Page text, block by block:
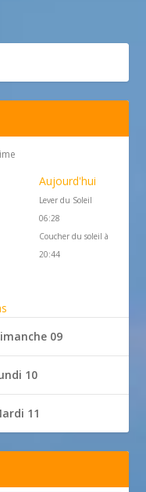
Aujourd'hui
Lever du Soleil
06:28
Coucher du soleil à
20:44
09
10
11